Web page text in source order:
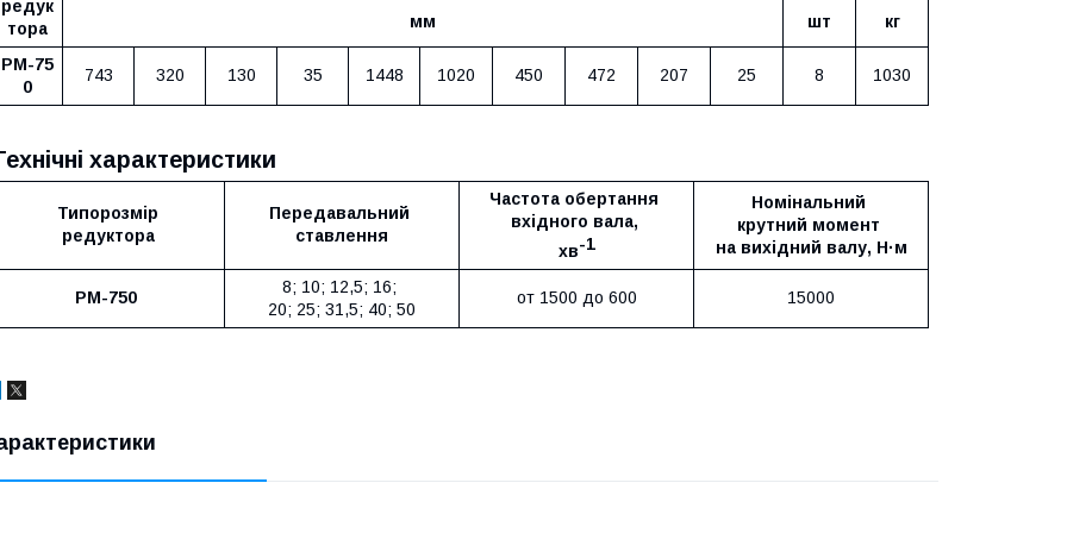
редук
тора
мм шт кг
РМ-75
0
743 320 130 35 1448 1020 450 472 207 25 8 1030
характеристики
Типорозмір
редуктора
Передавальний
ставлення
Частота обертання
вхідного вала,
хв-1
Номінальний
крутний момент
на вихідний валу, Н·м
РМ-750
8; 10; 12,5; 16;
20; 25; 31,5; 40; 50
от 1500 до 600 15000